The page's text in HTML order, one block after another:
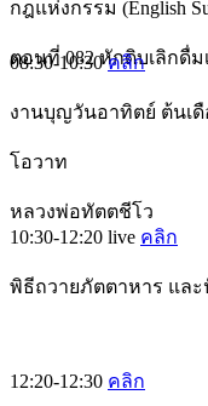
กฎแห่งกรรม (English
ตอนที่ 082 หักดิบเลิกดื่ม
08:30-10:30คลิก
งานบุญวันอาทิตย์ ต้นเดื
โอวาท
หลวงพ่อทัตตชีโว
10:30-12:20 live คลิก
พิธีถวายภัตตาหาร แล
12:20-12:30 คลิก